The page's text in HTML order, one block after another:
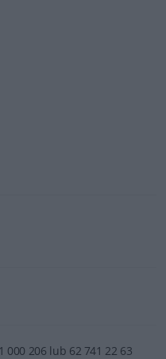
000 206 lub 62 741 22 63